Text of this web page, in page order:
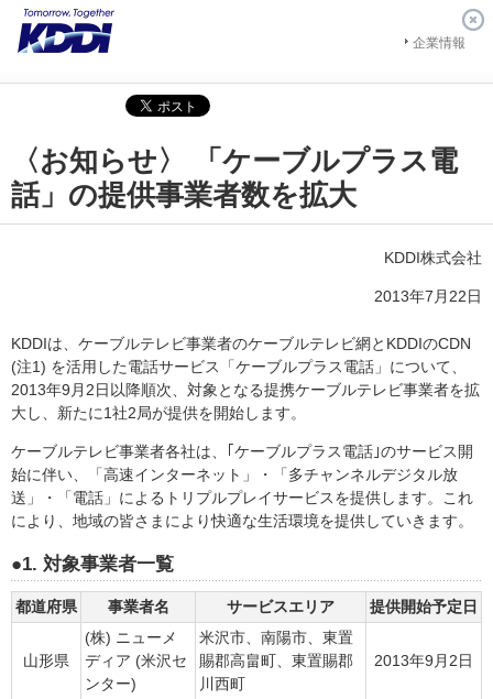
企業情報
〈お知らせ〉 「ケーブルプラス電
話」の提供事業者数を拡大
KDDI株式会社
2013年7月22日
KDDIは、ケーブルテレビ事業者のケーブルテレビ網とKDDIのCDN
(注1) を活用した電話サービス「ケーブルプラス電話」について、
2013年9月2日以降順次、対象となる提携ケーブルテレビ事業者を拡
大し、新たに1社2局が提供を開始します。
ケーブルテレビ事業者各社は、｢ケーブルプラス電話｣のサービス開
始に伴い、「高速インターネット」・「多チャンネルデジタル放
送」・「電話」によるトリプルプレイサービスを提供します。これ
により、地域の皆さまにより快適な生活環境を提供していきます。
●1. 対象事業者一覧
都道府県 事業者名 サービスエリア 提供開始予定日
山形県
(株) ニューメ
ディア (米沢セ
ンター)
米沢市、南陽市、東置
賜郡高畠町、東置賜郡
川西町
2013年9月2日